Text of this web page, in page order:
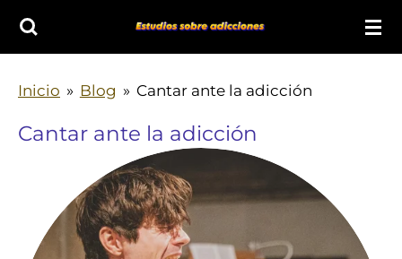
al
Inicio » Blog » Cantar ante la adicción
Cantar ante la adicción